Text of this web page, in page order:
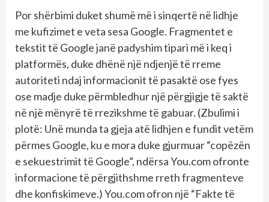
Por shërbimi duket shumë më i sinqertë në lidhje
me kufizimet e veta sesa Google. Fragmentet e
tekstit të Google janë padyshim tipari më i keq i
platformës, duke dhënë një ndjenjë të rreme
autoriteti ndaj informacionit të pasaktë ose fyes
ose madje duke përmbledhur një përgjigje të saktë
në një mënyrë të rrezikshme të gabuar. (Zbulimi i
plotë: Unë munda ta gjeja atë lidhjen e fundit vetëm
përmes Google, ku e mora duke gjurmuar “copëzën
e sekuestrimit të Google”, ndërsa You.com ofronte
informacione të përgjithshme rreth fragmenteve
dhe konfiskimeve.) You.com ofron një “Fakte të